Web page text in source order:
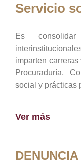
Servicio
Es
imparten
Procuraduría,
social y prácticas
Ver más